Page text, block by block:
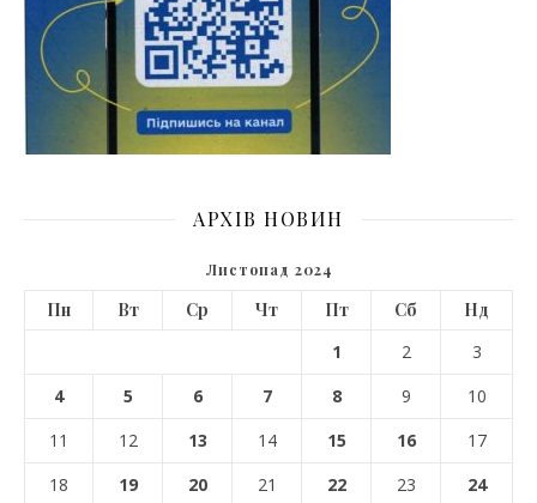
АРХІВ НОВИН
Листопад 2024
Пн Вт Ср Чт Пт Сб
Нд
1
2
3
4
5 6 7 8 9
10
11
12 13 14 15 16
17
18
19 20 21 22 23 24